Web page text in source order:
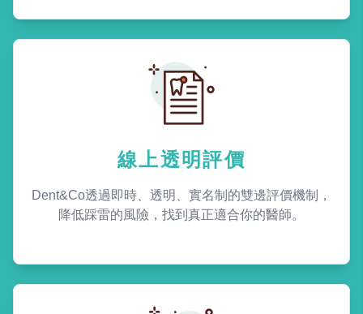
線上透明評價
Dent&Co透過即時、透明、實名制的雙邊評價機制，
降低踩雷的風險，找到真正適合你的醫師。